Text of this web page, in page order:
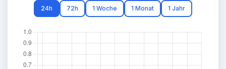
24h 72h 1 Woche 1 Monat 1 Jahr